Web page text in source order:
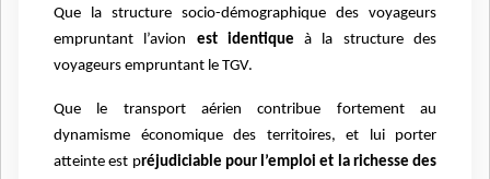
Que la structure socio-démographique des voyageurs
empruntant l’avion est identique à la structure des
voyageurs empruntant le TGV.
Que le transport aérien contribue fortement au
dynamisme économique des territoires, et lui porter
atteinte est préjudiciable pour l’emploi et la richesse des